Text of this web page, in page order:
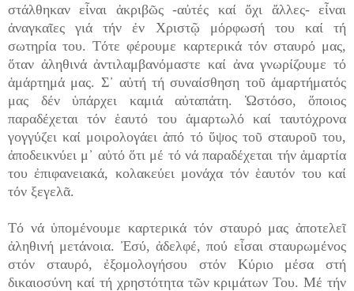
στάλθηκαν εἶναι ἀκριβῶς -αὐτές καί ὄχι ἄλλες- εἶναι
ἀναγκαῖες γιά τήν ἐν Χριστῷ μόρφωσή του καί τή
σωτηρία του. Τότε φέρουμε καρτερικά τόν σταυρό μας,
ὅταν ἀληθινά ἀντιλαμβανόμαστε καί ἀνα γνωρίζουμε τό
ἁμάρτημά μας. Σ᾽ αὐτή τή συναίσθηση τοῦ ἁμαρτήματός
μας δέν ὑπάρχει καμιά αὐταπάτη. Ὡστόσο, ὅποιος
παραδέχεται τόν ἑαυτό του ἁμαρτωλό καί ταυτόχρονα
γογγύζει καί μοιρολογάει ἀπό τό ὕψος τοῦ σταυροῦ του,
ἀποδεικνύει μ᾽ αὐτό ὅτι μέ τό νά παραδέχεται τήν ἁμαρτία
του ἐπιφανειακά, κολακεύει μονάχα τόν ἑαυτόν του καί
τόν ξεγελᾶ.
Τό νά ὑπομένουμε καρτερικά τόν σταυρό μας ἀποτελεῖ
ἀληθινή μετάνοια. Ἐσύ, ἀδελφέ, πού εἶσαι σταυρωμένος
στόν σταυρό, ἐξομολογήσου στόν Κύριο μέσα στή
δικαιοσύνη καί τή χρηστότητα τῶν κριμάτων Του. Μέ τήν